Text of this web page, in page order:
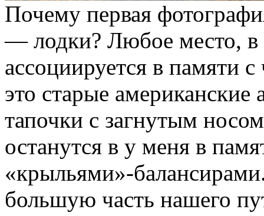
Почему первая
— лодки? Любое место, в
ассоциируется в памяти
это старые
тапочки с загнутым
останутся в у меня в
«крыльями»-
большую часть нашего